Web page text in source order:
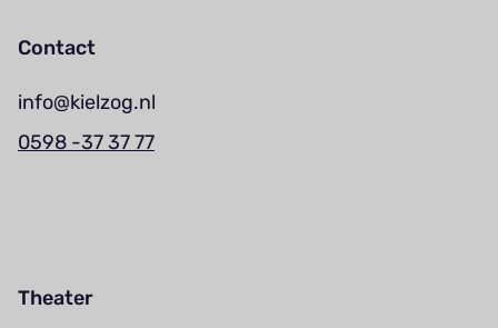
Contact
info@kielzog.nl
0598 -37 37 77
Theater